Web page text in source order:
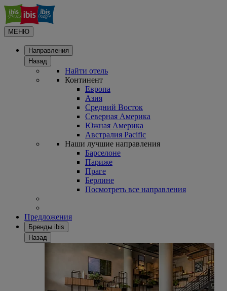
МЕНЮ
Направления
Назад
Найти отель
Континент
Европа
Азия
Средний Восток
Северная Америка
Южная Америка
Австралия Pacific
Наши лучшие направления
Барселоне
Париже
Праге
Берлине
Посмотреть все направления
Предложения
Бренды ibis
Назад